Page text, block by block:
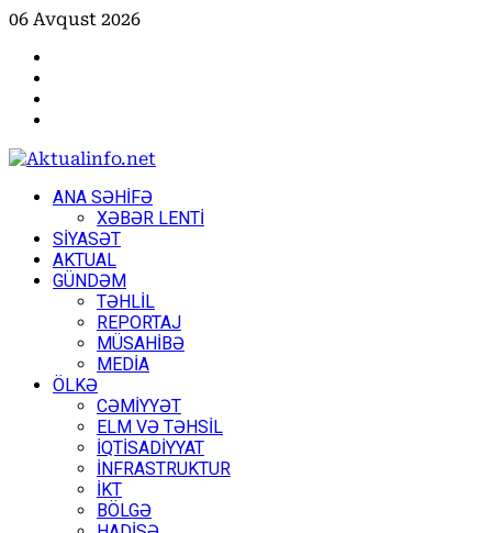
Skip
content
06 Avqust 2026
PrimaryANA SƏHİFƏ
XƏBƏR LENTİ
SİYASƏT
AKTUAL
GÜNDƏM
TƏHLİL
REPORTAJ
MÜSAHİBƏ
MEDİA
ÖLKƏ
CƏMİYYƏT
ELM VƏ TƏHSİL
İQTİSADİYYAT
İNFRASTRUKTUR
İKT
BÖLGƏ